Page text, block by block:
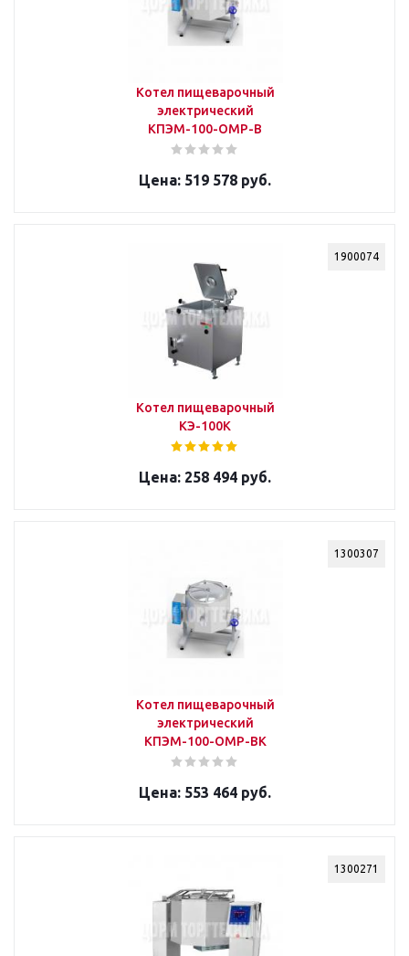
Котел пищеварочный
электрический
КПЭМ-100-ОМР-В
519 578 руб.
1900074
Котел пищеварочный
КЭ-100К
258 494 руб.
1300307
Котел пищеварочный
электрический
КПЭМ-100-ОМР-ВК
553 464 руб.
1300271